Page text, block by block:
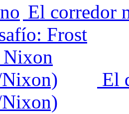
El corredor
El